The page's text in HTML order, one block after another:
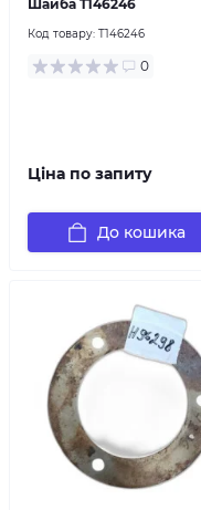
Шайба T146246
Код товару: T146246
0
Ціна по запиту
До кошика